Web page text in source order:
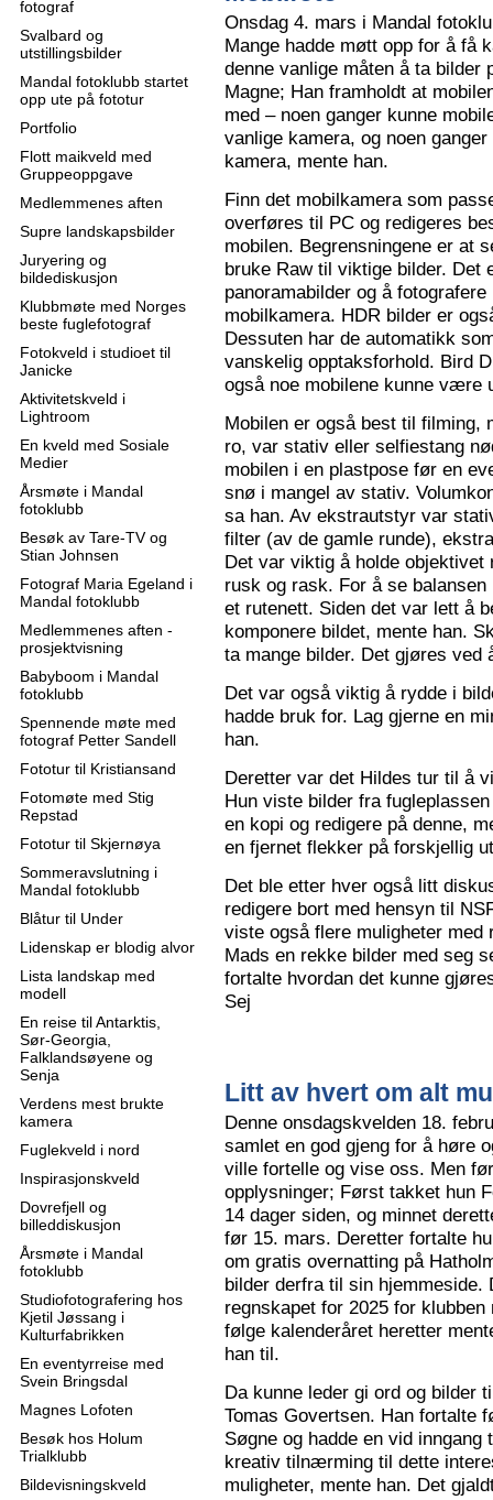
fotograf
Svalbard og
utstillingsbilder
Mandal fotoklubb startet
opp ute på fototur
Portfolio
Flott maikveld med
Gruppeoppgave
Medlemmenes aften
Supre landskapsbilder
Juryering og
bildediskusjon
Klubbmøte med Norges
beste fuglefotograf
Fotokveld i studioet til
Janicke
Aktivitetskveld i
Lightroom
En kveld med Sosiale
Medier
Årsmøte i Mandal
fotoklubb
Besøk av Tare-TV og
Stian Johnsen
Fotograf Maria Egeland i
Mandal fotoklubb
Medlemmenes aften -
prosjektvisning
Babyboom i Mandal
fotoklubb
Spennende møte med
fotograf Petter Sandell
Fototur til Kristiansand
Fotomøte med Stig
Repstad
Fototur til Skjernøya
Sommeravslutning i
Mandal fotoklubb
Blåtur til Under
Lidenskap er blodig alvor
Lista landskap med
modell
En reise til Antarktis,
Sør-Georgia,
Falklandsøyene og
Senja
Verdens mest brukte
kamera
Fuglekveld i nord
Inspirasjonskveld
Dovrefjell og
billeddiskusjon
Årsmøte i Mandal
fotoklubb
Studiofotografering hos
Kjetil Jøssang i
Kulturfabrikken
En eventyrreise med
Svein Bringsdal
Magnes Lofoten
Besøk hos Holum
Trialklubb
Bildevisningskveld
Onsdag 4. mars i Mandal
Mange hadde møtt opp for å få
denne vanlige måten å ta bilder
Magne; Han framholdt at
med – noen ganger kunne
vanlige kamera, og noen
kamera, mente han.
Finn det mobilkamera som
overføres til PC og redigeres
mobilen. Begrensningene er at
bruke Raw til viktige bilder. Det
panoramabilder og å
mobilkamera. HDR bilder er
Dessuten har de automatikk
vanskelig opptaksforhold. Bird
også noe mobilene kunne være
Mobilen er også best til filming,
ro, var stativ eller selfiestang
mobilen i en plastpose før en
snø i mangel av stativ.
sa han. Av ekstrautstyr var
filter (av de gamle runde),
Det var viktig å holde
rusk og rask. For å se
et rutenett. Siden det var lett å
komponere bildet, mente han.
ta mange bilder. Det gjøres ved
Det var også viktig å rydde i
hadde bruk for. Lag gjerne en
han.
Deretter var det Hildes tur til å
Hun viste bilder fra
en kopi og redigere på denne,
en fjernet flekker på forskjellig
Det ble etter hver også litt
redigere bort med hensyn til
viste også flere muligheter
Mads en rekke bilder med seg
fortalte hvordan det kunne
Sej
Litt av hvert om alt
Denne onsdagskvelden 18.
samlet en god gjeng for å høre
ville fortelle og vise oss. Men
opplysninger; Først takket hun
14 dager siden, og minnet
før 15. mars. Deretter fortalte
om gratis overnatting på
bilder derfra til sin hjemmeside.
regnskapet for 2025 for
følge kalenderåret heretter
han til.
Da kunne leder gi ord og bilder
Tomas Govertsen. Han fortalte
Søgne og hadde en vid
kreativ tilnærming til dette
muligheter, mente han. Det